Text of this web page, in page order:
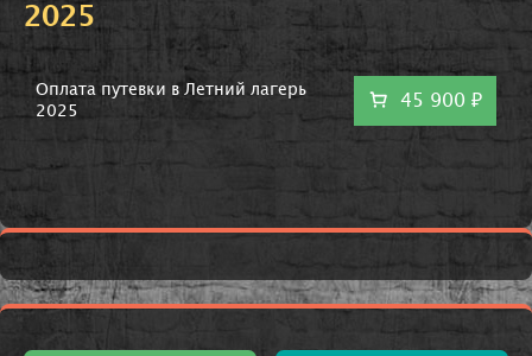
2025
Оплата путевки в Летний лагерь
2025
45 900 ₽